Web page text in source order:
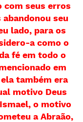
com seus erros
seu
lado, para os
a como o
fé em todo o
em
também era
motivo Deus
o motivo
a Abraão,